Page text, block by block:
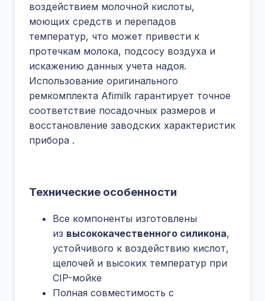
воздействием молочной кислоты,
моющих средств и перепадов
температур, что может привести к
протечкам молока, подсосу воздуха и
искажению данных учета надоя.
Использование оригинального
ремкомплекта Afimilk гарантирует точное
соответствие посадочных размеров и
восстановление заводских характеристик
прибора .
Технические особенности
Все компоненты изготовлены
из высококачественного силикона,
устойчивого к воздействию кислот,
щелочей и высоких температур при
CIP-мойке
Полная совместимость с